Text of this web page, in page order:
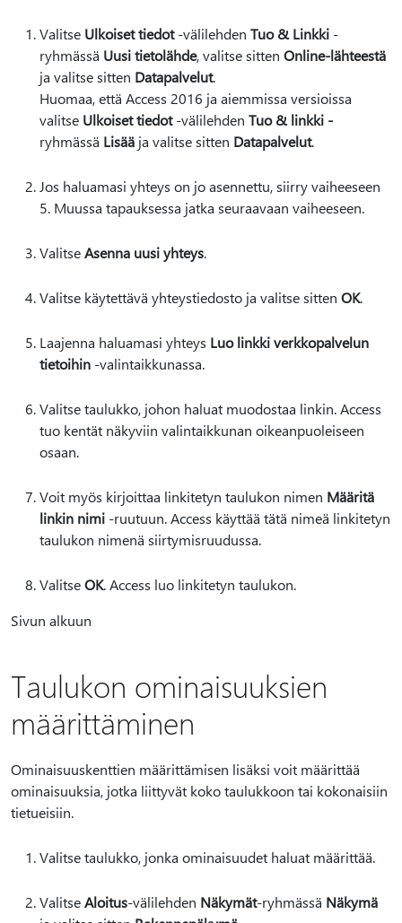
Valitse Ulkoiset tiedot-välilehden Tuo & Linkki -
ryhmässä Uusi tietolähde, valitse sitten Online-lähteestä
ja valitse sitten Datapalvelut.
Huomaa, että Access 2016 ja aiemmissa versioissa
valitse Ulkoiset tiedot-välilehden Tuo & linkki -
ryhmässä Lisää ja valitse sitten Datapalvelut.
Jos haluamasi yhteys on jo asennettu, siirry vaiheeseen
5. Muussa tapauksessa jatka seuraavaan vaiheeseen.
ValitseAsenna uusi yhteys.
Valitse käytettävä yhteystiedosto ja valitse sitten OK.
Laajenna haluamasi yhteys Luo linkki verkkopalvelun
tietoihin -valintaikkunassa.
Valitse taulukko, johon haluat muodostaa linkin. Access
tuo kentät näkyviin valintaikkunan oikeanpuoleiseen
osaan.
Voit myös kirjoittaa linkitetyn taulukon nimen Määritä
linkin nimi -ruutuun. Access käyttää tätä nimeä linkitetyn
taulukon nimenä siirtymisruudussa.
ValitseOK. Access luo linkitetyn taulukon.
Sivun alkuun
Taulukon ominaisuuksien
määrittäminen
Ominaisuuskenttien määrittämisen lisäksi voit määrittää
ominaisuuksia, jotka liittyvät koko taulukkoon tai kokonaisiin
tietueisiin.
Valitse taulukko, jonka ominaisuudet haluat määrittää.
ValitseAloitus-välilehden Näkymät-ryhmässä Näkymä